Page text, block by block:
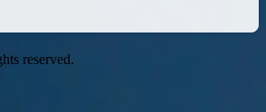
reserved.